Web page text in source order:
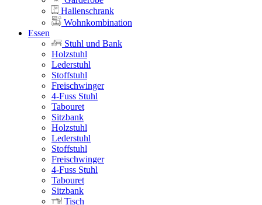
Hallenschrank
Wohnkombination
Essen
Stuhl und Bank
Holzstuhl
Lederstuhl
Stoffstuhl
Freischwinger
4-Fuss Stuhl
Tabouret
Sitzbank
Holzstuhl
Lederstuhl
Stoffstuhl
Freischwinger
4-Fuss Stuhl
Tabouret
Sitzbank
Tisch